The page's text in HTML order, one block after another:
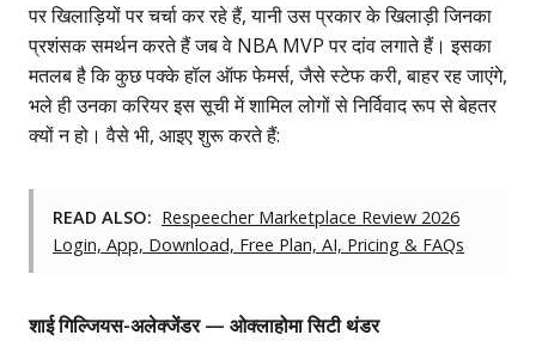
पर खिलाड़ियों पर चर्चा कर रहे हैं, यानी उस प्रकार के खिलाड़ी जिनका
प्रशंसक समर्थन करते हैं जब वे NBA MVP पर दांव लगाते हैं। इसका
मतलब है कि कुछ पक्के हॉल ऑफ फेमर्स, जैसे स्टेफ करी, बाहर रह जाएंगे,
भले ही उनका करियर इस सूची में शामिल लोगों से निर्विवाद रूप से बेहतर
क्यों न हो। वैसे भी, आइए शुरू करते हैं:
READ ALSO: Respeecher Marketplace Review 2026
Login, App, Download, Free Plan, AI, Pricing & FAQs
शाई गिल्जियस-अलेक्जेंडर — ओक्लाहोमा सिटी थंडर